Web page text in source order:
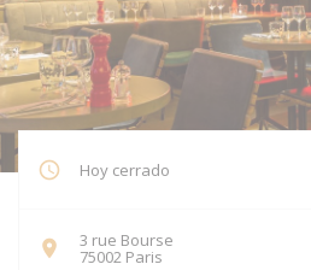
Hoy cerrado
3 rue Bourse
75002 Paris